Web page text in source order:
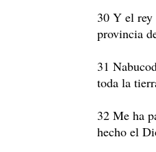
30 Y el rey
provincia
31
toda la
32 Me ha
hecho el